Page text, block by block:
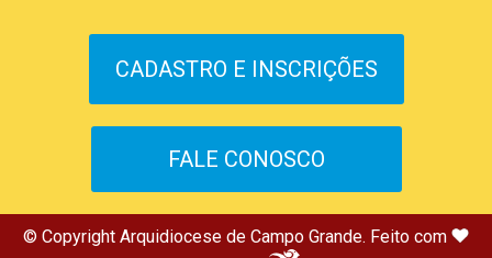
CADASTRO E INSCRIÇÕES
FALE CONOSCO
© Copyright Arquidiocese de Campo Grande. Feito com